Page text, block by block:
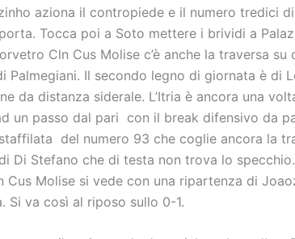
aziona il contropiede e il numero tredici
Tocca poi a Soto mettere i brividi a
Cln Cus Molise c’è anche la traversa su
Palmegiani. Il secondo legno di giornata è di
da distanza siderale. L’Itria è ancora una
un passo dal pari con il break difensivo da
del numero 93 che coglie ancora la
Di Stefano che di testa non trova lo
Cus Molise si vede con una ripartenza di
Si va così al riposo sullo 0-1.